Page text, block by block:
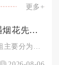
更多+
大家是怎么获取光遇烟花先祖的